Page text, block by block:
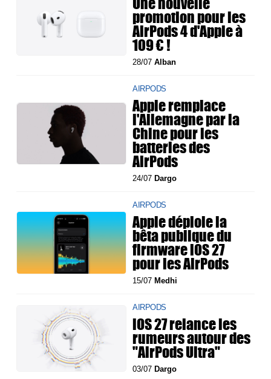
promotion pour les
AirPods 4 d'Apple à
109 € !
28/07Alban
AIRPODS
Apple remplace
l'Allemagne par la
Chine pour les
batteries des
AirPods
24/07 Dargo
AIRPODS
Apple déploie la
bêta publique du
firmware iOS 27
pour les AirPods
15/07 Medhi
AIRPODS
iOS 27 relance les
rumeurs autour des
"AirPods Ultra"
03/07 Dargo